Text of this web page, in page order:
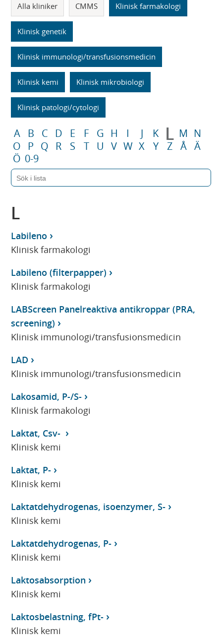
Alla kliniker CMMS Klinisk farmakologi
Klinisk genetik
Klinisk immunologi/transfusionsmedicin
Klinisk kemi Klinisk mikrobiologi
Klinisk patologi/cytologi
A B C D E F G H I J K L M N
O
P Q R S T U V W X Y Z Å Ä
Ö 0-9
L
Labileno
Klinisk farmakologi
Labileno (filterpapper)
Klinisk farmakologi
LABScreen Panelreaktiva antikroppar (PRA,
screening)
Klinisk immunologi/transfusionsmedicin
LAD
Klinisk immunologi/transfusionsmedicin
Lakosamid, P-/S-
Klinisk farmakologi
Laktat, Csv-
Klinisk kemi
Laktat, P-
Klinisk kemi
Laktatdehydrogenas, isoenzymer, S-
Klinisk kemi
Laktatdehydrogenas, P-
Klinisk kemi
Laktosabsorption
Klinisk kemi
Laktosbelastning, fPt-
Klinisk kemi